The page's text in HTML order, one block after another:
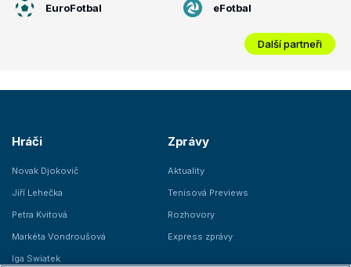
EuroFotbal eFotbal
Další partneři
Hráči
Novak Djokovič
Jiří Lehečka
Petra Kvitová
Markéta Vondroušová
Iga Swiatek
Zprávy
Aktuality
Tenisová Previews
Rozhovory
Express zprávy